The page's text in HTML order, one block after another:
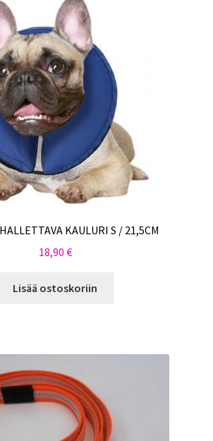
KAULURI S / 21,5CM
18,90 €
Lisää ostoskoriin